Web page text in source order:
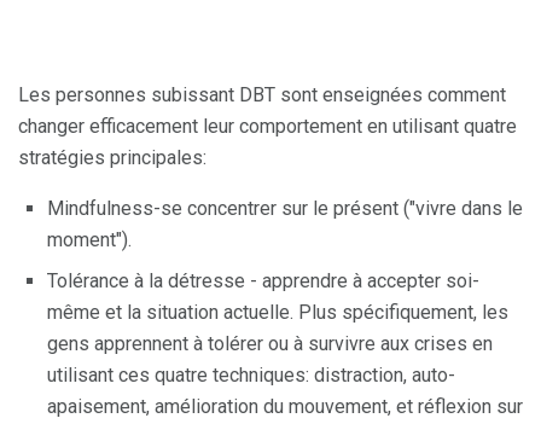
Les personnes subissant DBT sont enseignées comment
changer efficacement leur comportement en utilisant quatre
stratégies principales:
Mindfulness-se concentrer sur le présent ("vivre dans le
moment").
Tolérance à la détresse - apprendre à accepter soi-
même et la situation actuelle. Plus spécifiquement, les
gens apprennent à tolérer ou à survivre aux crises en
utilisant ces quatre techniques: distraction, auto-
apaisement, amélioration du mouvement, et réflexion sur